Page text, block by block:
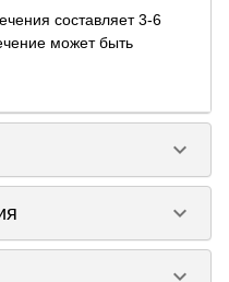
составляет 3-6
может быть
keyboard_arrow_down
keyboard_arrow_down
keyboard_arrow_down